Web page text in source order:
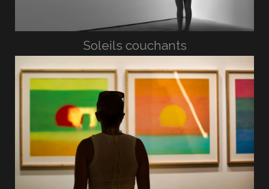
Soleils couchants